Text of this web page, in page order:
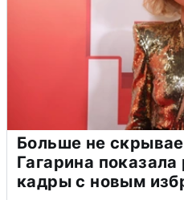
Больше не
Гагарина
кадры с новым